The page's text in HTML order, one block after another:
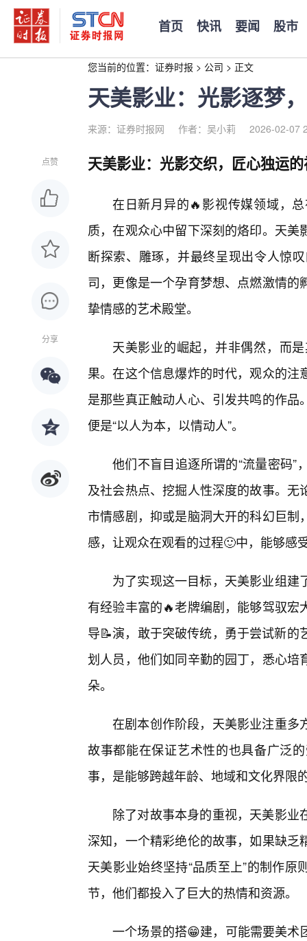
首页 快讯 要闻 股市
您当前的位置： 证券时报 > 公司 > 正文
天美影业：光影逐梦
来源：证券时报网 作者：吴小莉 2026-02-07
点赞
分享
天美影业：光影交织，匠心独运
在日新月异的🔥影视传媒领域，
质，在观众心中留下深刻的烙印。天
断探索、雕琢，并最终呈现出令人惊
司，更像是一个孕育梦想、点燃激情
挚情感的艺术殿堂。
天美影业的崛起，并非偶然，而
果。在这个信息爆炸的时代，观众的
是那些真正触动人心、引发共鸣的作
便是“以人为本，以情动人”。
他们不盲目追逐所谓的“流量密码
及社会热点、挖掘人性深度的故事。
市情感剧，抑或是脑洞大开的科幻巨
感，让观众在观看的过程🙂中，能够感
为了实现这一目标，天美影业组
有经验丰富的🔥老牌编剧，能够驾驭
导📝演，敢于突破传统，勇于尝试新
划人员，他们如同辛勤的园丁，悉心
朵。
在剧本创作阶段，天美影业注重多
故事都能在保证艺术性的也具备广泛
事，是能够跨越年龄、地域和文化界限
除了对故事本身的重视，天美影
深知，一个精彩绝伦的故事，如果缺
天美影业始终坚持“品质至上”的制作
节，他们都投入了巨大的热情和资源。
一个场景的搭😁建，可能需要美术